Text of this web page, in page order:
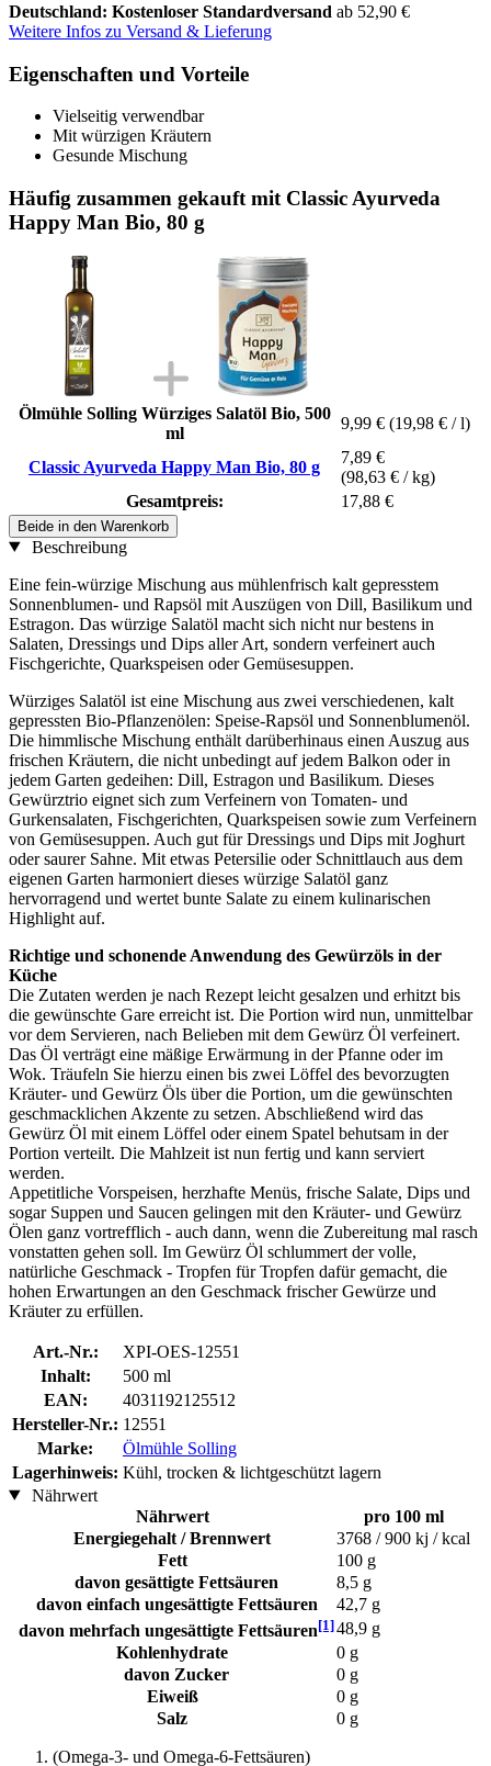
Deutschland: Kostenloser Standardversand ab 52,90 €
Weitere Infos zu Versand & Lieferung
Eigenschaften und Vorteile
Vielseitig verwendbar
Mit würzigen Kräutern
Gesunde Mischung
Häufig zusammen gekauft mit Classic Ayurveda
Happy Man Bio, 80 g
Ölmühle Solling Würziges Salatöl Bio, 500
ml
9,99 € (19,98 € / l)
Classic Ayurveda Happy Man Bio, 80 g
7,89 €
(98,63 € / kg)
Gesamtpreis:
17,88 €
Beide in den Warenkorb
Beschreibung
Eine fein-würzige Mischung aus mühlenfrisch kalt gepresstem
Sonnenblumen- und Rapsöl mit Auszügen von Dill, Basilikum und
Estragon. Das würzige Salatöl macht sich nicht nur bestens in
Salaten, Dressings und Dips aller Art, sondern verfeinert auch
Fischgerichte, Quarkspeisen oder Gemüsesuppen.
Würziges Salatöl ist eine Mischung aus zwei verschiedenen, kalt
gepressten Bio-Pflanzenölen: Speise-Rapsöl und Sonnenblumenöl.
Die himmlische Mischung enthält darüberhinaus einen Auszug aus
frischen Kräutern, die nicht unbedingt auf jedem Balkon oder in
jedem Garten gedeihen: Dill, Estragon und Basilikum. Dieses
Gewürztrio eignet sich zum Verfeinern von Tomaten- und
Gurkensalaten, Fischgerichten, Quarkspeisen sowie zum Verfeinern
von Gemüsesuppen. Auch gut für Dressings und Dips mit Joghurt
oder saurer Sahne. Mit etwas Petersilie oder Schnittlauch aus dem
eigenen Garten harmoniert dieses würzige Salatöl ganz
hervorragend und wertet bunte Salate zu einem kulinarischen
Highlight auf.
Richtige und schonende Anwendung des Gewürzöls in der
Küche
Die Zutaten werden je nach Rezept leicht gesalzen und erhitzt bis
die gewünschte Gare erreicht ist. Die Portion wird nun, unmittelbar
vor dem Servieren, nach Belieben mit dem Gewürz Öl verfeinert.
Das Öl verträgt eine mäßige Erwärmung in der Pfanne oder im
Wok. Träufeln Sie hierzu einen bis zwei Löffel des bevorzugten
Kräuter- und Gewürz Öls über die Portion, um die gewünschten
geschmacklichen Akzente zu setzen. Abschließend wird das
Gewürz Öl mit einem Löffel oder einem Spatel behutsam in der
Portion verteilt. Die Mahlzeit ist nun fertig und kann serviert
werden.
Appetitliche Vorspeisen, herzhafte Menüs, frische Salate, Dips und
sogar Suppen und Saucen gelingen mit den Kräuter- und Gewürz
Ölen ganz vortrefflich - auch dann, wenn die Zubereitung mal rasch
vonstatten gehen soll. Im Gewürz Öl schlummert der volle,
natürliche Geschmack - Tropfen für Tropfen dafür gemacht, die
hohen Erwartungen an den Geschmack frischer Gewürze und
Kräuter zu erfüllen.
Art.-Nr.:
XPI-OES-12551
Inhalt:
500 ml
EAN:
4031192125512
Hersteller-Nr.: 12551
Marke:
Ölmühle Solling
Lagerhinweis: Kühl, trocken & lichtgeschützt lagern
Nährwert
Nährwert
pro 100 ml
Energiegehalt / Brennwert
3768 / 900 kj / kcal
Fett
100 g
davon gesättigte Fettsäuren
8,5 g
davon einfach ungesättigte Fettsäuren
42,7 g
davon mehrfach ungesättigte Fettsäuren[1]48,9 g
Kohlenhydrate
0 g
davon Zucker
0 g
Eiweiß
0 g
Salz
0 g
(Omega-3- und Omega-6-Fettsäuren)